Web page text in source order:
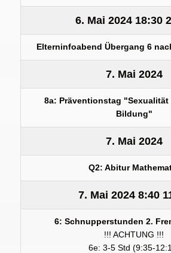
6. Mai 202418:30
Elterninfoabend Übergang 6
7. Mai 2024
8a: Präventionstag
Bildung"
7. Mai 2024
Q2: Abitur
7. Mai 2024 8:40
6: Schnupperstunden 2.
!!! ACHTUNG !!!
6e: 3-5 Std (9:35-